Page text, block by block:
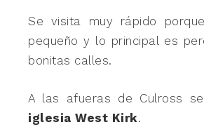
Se visita muy rápido
pequeño y lo principal es
bonitas calles.
A las afueras de Culross
iglesia West Kirk.